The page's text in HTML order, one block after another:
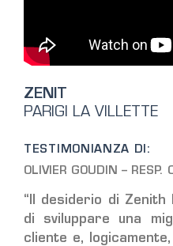
ZENIT
PARIGI LA VILLETTE
TESTIMONIANZA DI:
OLIVIER GOUDIN – RESP.
“Il desiderio di
di sviluppare una
cliente e,